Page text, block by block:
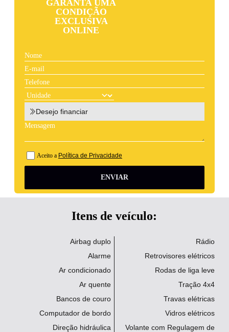
GARANTA UMA
CONDIÇÃO
EXCLUSIVA
ONLINE
Desejo financiar
Aceito a Política de Privacidade
ENVIAR
Itens de veículo:
Airbag duplo
Alarme
Ar condicionado
Ar quente
Bancos de couro
Computador de bordo
Direção hidráulica
Rádio
Retrovisores elétricos
Rodas de liga leve
Tração 4x4
Travas elétricas
Vidros elétricos
Volante com Regulagem de